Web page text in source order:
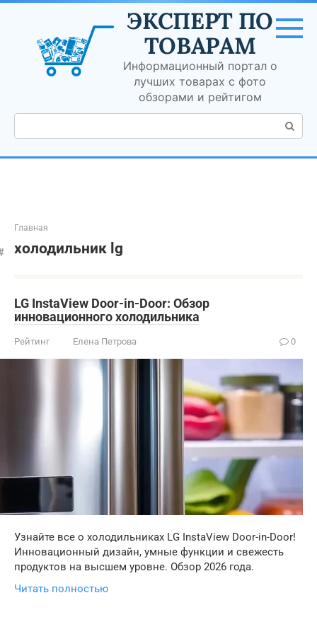
Перейти
контенту
ЭКСПЕРТ ПО
ТОВАРАМ
Информационный портал о
лучших товарах с фото
обзорами и рейтигом
Поиск:
Главная
холодильник lg
LG InstaView Door-in-Door: Обзор
инновационного холодильника
Рейтинг Елена Петрова 0
Узнайте все о холодильниках LG InstaView Door-in-Door!
Инновационный дизайн, умные функции и свежесть
продуктов на высшем уровне. Обзор 2026 года.
Читать полностью